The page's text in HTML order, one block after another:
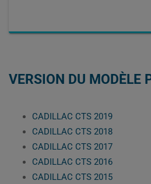
VERSION DU MODÈLE
CADILLAC CTS 2019
CADILLAC CTS 2018
CADILLAC CTS 2017
CADILLAC CTS 2016
CADILLAC CTS 2015